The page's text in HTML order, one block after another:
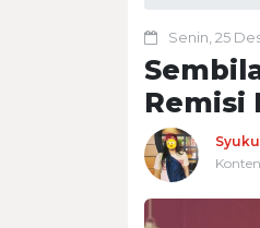
Senin, 25
Remisi